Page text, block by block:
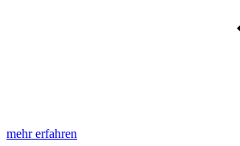
mehr erfahren